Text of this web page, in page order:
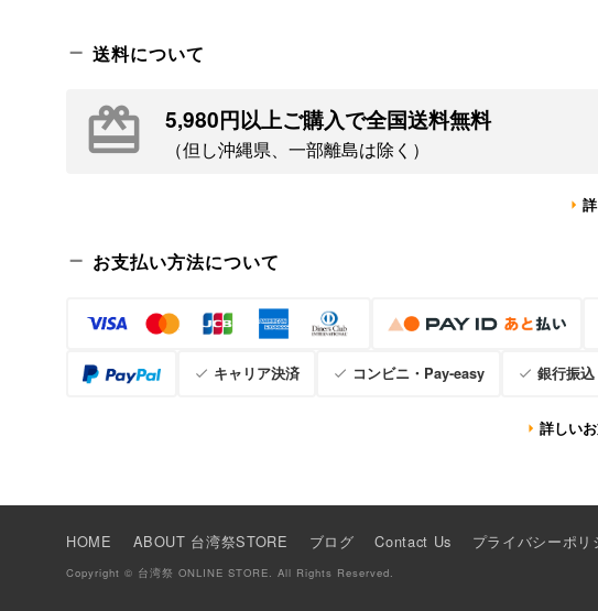
送料について
5,980円以上ご購入で全国送料無料
（但し沖縄県、一部離島は除く）
お支払い方法について
キャリア決済 コンビニ・Pay-easy 銀行振込
詳しい
HOME ABOUT 台湾祭STORE ブログ Contact Us プライバシーポリ
Copyright © 台湾祭 ONLINE STORE. All Rights Reserved.